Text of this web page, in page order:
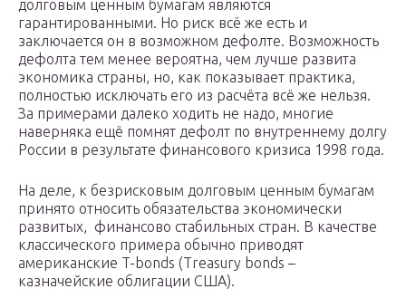
долговым ценным бумагам являются
гарантированными. Но риск всё же есть и
заключается он в возможном дефолте. Возможность
дефолта тем менее вероятна, чем лучше развита
экономика страны, но, как показывает практика,
полностью исключать его из расчёта всё же нельзя.
За примерами далеко ходить не надо, многие
наверняка ещё помнят дефолт по внутреннему долгу
России в результате финансового кризиса 1998 года.
На деле, к безрисковым долговым ценным бумагам
принято относить обязательства экономически
развитых, финансово стабильных стран. В качестве
классического примера обычно приводят
американские T-bonds (Treasury bonds –
казначейские облигации США).